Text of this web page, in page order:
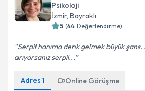
Psikoloji
İzmir, Bayraklı
5 (44 Değerlendirme)
Serpil hanıma denk gelmek büyük şans.
arıyorsanız serpil...
Adres 1 Online Görüşme